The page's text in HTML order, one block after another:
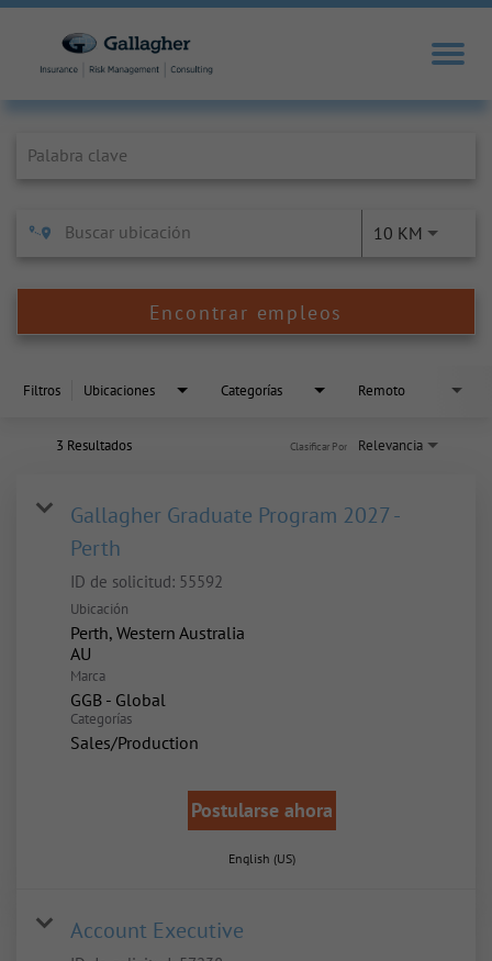
10 KM
Encontrar empleos
Filtros Ubicaciones Categorías Remoto
3 Resultados Relevancia
Clasificar Por
Gallagher Graduate Program 2027 -
Perth
ID de solicitud: 55592
Ubicación
Perth, Western Australia
Marca
GGB - Global
Categorías
Sales/Production
Postularse ahora
English (US)
Account Executive